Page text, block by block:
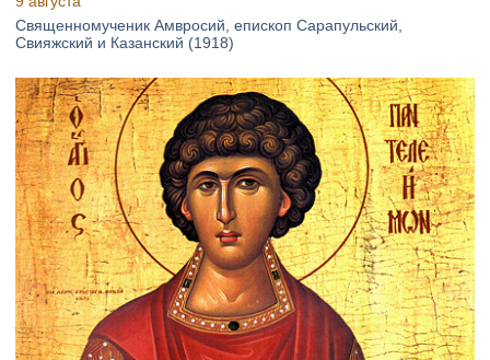
Священномученик Амвросий, епископ Сарапульский,
Свияжский и Казанский (1918)